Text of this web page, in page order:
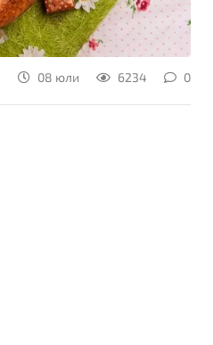
08 юли 6234 0